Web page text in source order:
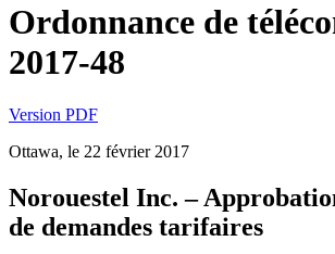
Ordonnance de
2017-48
Version PDF
Ottawa, le 22 février 2017
Norouestel Inc. –
de demandes tarifaires